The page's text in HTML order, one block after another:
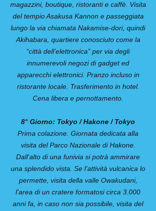
magazzini, boutique, ristoranti e caffè. Visita
del tempio Asakusa Kannon e passeggiata
lungo la via chiamata Nakamise-dori, quindi
Akihabara, quartiere conosciuto come la
“città dell’elettronica” per via degli
innumerevoli negozi di gadget ed
apparecchi elettronici. Pranzo incluso in
ristorante locale. Trasferimento in hotel.
Cena libera e pernottamento.
8° Giorno: Tokyo / Hakone / Tokyo
Prima colazione. Giornata dedicata alla
visita del Parco Nazionale di Hakone.
Dall'alto di una funivia si potrà ammirare
una splendido vista. Se l'attività vulcanica lo
permette, visita della valle Owakudani,
l'area di un cratere formatosi circa 3.000
anni fa, in caso non sia possibile, visita del